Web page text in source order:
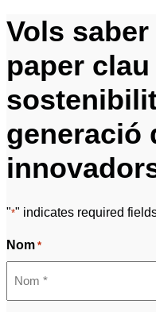
Vols
paper
generació
"*" indicates required
Nom *